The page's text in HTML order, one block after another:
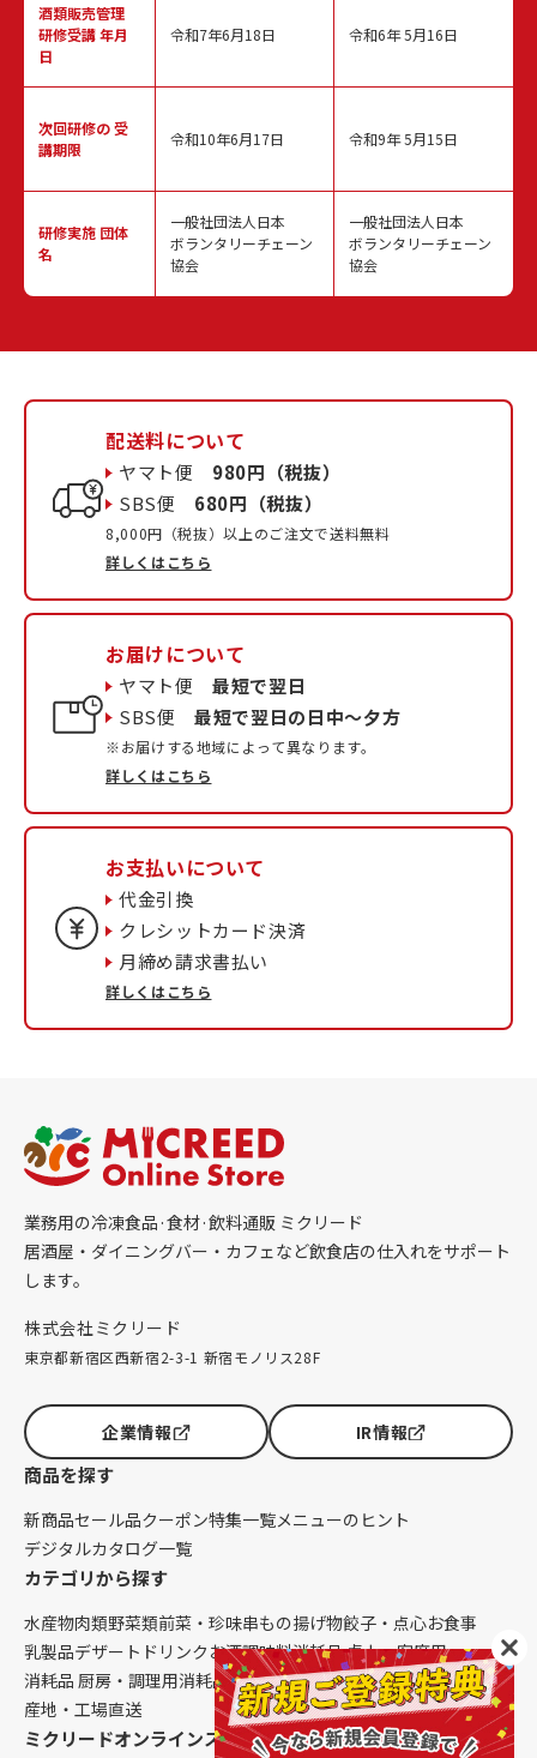
酒類販売管理
研修受講 年月
日
次回研修の受
講期限
研修実施 団体
名
令和7年6月18日
令和10年6月17日
一般社団法人日本
ボランタリーチェーン
協会
令和6年 5月16日
令和9年 5月15日
一般社団法人日本
ボランタリーチェーン
協会
配送料について
ヤマト便 980円（税抜）
SBS便 680円（税抜）
8,000円（税抜）以上のご注文で送料無料
詳しくはこちら
お届けについて
ヤマト便最短で翌日
SBS便最短で翌日の日中〜夕方
※お届けする地域によって異なります。
詳しくはこちら
お支払いについて
代金引換
クレシットカード決済
月締め請求書払い
詳しくはこちら
業務用の冷凍食品·食材·飲料通販 ミクリード
居酒屋・ダイニングバー・カフェなど飲食店の仕入れをサポート
します。
株式会社ミクリード
東京都新宿区西新宿2-3-1 新宿モノリス28F
企業情報 IR情報
商品を探す
新商品セール品クーポン特集一覧メニューのヒント
デジタルカタログ一覧
カテゴリから探す
水産物肉類野菜類前菜・珍味串もの揚げ物餃子・点心お食事
乳製品デザート ドリンク お酒調味料消耗品 卓上・客席用
消耗品 厨房・調理用消耗品 クレンリネス生鮮品（配送便限定）
産地・工場直送
ミクリードオンラインストアについて